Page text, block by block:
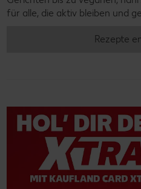
für alle, die aktiv bleiben und
Rezepte